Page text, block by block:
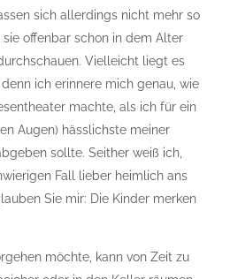
sich allerdings nicht mehr so
offenbar schon in dem Alter
Vielleicht liegt es
ich erinnere mich genau, wie
machte, als ich für ein
Augen) hässlichste meiner
sollte. Seither weiß ich,
Fall lieber heimlich ans
Sie mir: Die Kinder merken
möchte, kann von Zeit zu